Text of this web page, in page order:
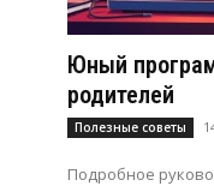
Юный
родителей
Полезные советы
Подробное